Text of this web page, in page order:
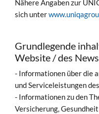
Nähere Angaben zur
sich unter
Grundlegende
Website / des
- Informationen über die
und Serviceleistungen
- Informationen zu den
Versicherung,